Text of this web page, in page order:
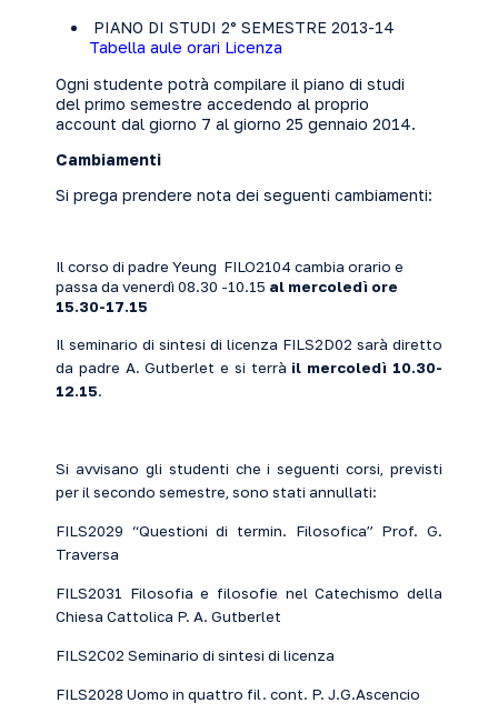
PIANO DI STUDI 2° SEMESTRE 2013-14
Tabella aule orari Licenza
Ogni studente potrà compilare il piano di studi
del primo semestre accedendo al proprio
account dal giorno 7 al giorno 25 gennaio 2014.
Cambiamenti
Si prega prendere nota dei seguenti cambiamenti:
Il corso di padre Yeung FILO2104 cambia orario e
passa da venerdì 08.30 -10.15 al mercoledì ore
15.30-17.15
Il seminario di sintesi di licenza FILS2D02 sarà diretto
da padre A. Gutberlet e si terrà il mercoledì 10.30-
12.15.
Si avvisano gli studenti che i seguenti corsi, previsti
per il secondo semestre, sono stati annullati:
FILS2029 “Questioni di termin. Filosofica” Prof. G.
Traversa
FILS2031 Filosofia e filosofie nel Catechismo della
Chiesa Cattolica P. A. Gutberlet
FILS2C02 Seminario di sintesi di licenza
FILS2028 Uomo in quattro fil. cont. P. J.G.Ascencio